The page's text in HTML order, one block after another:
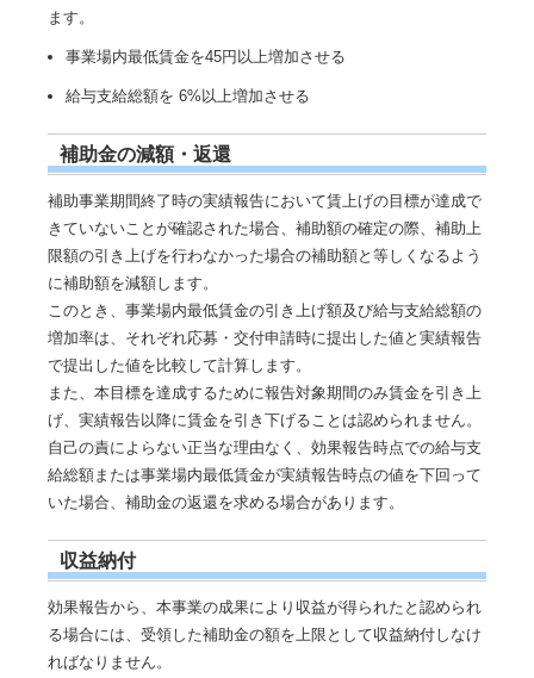
ます。
事業場内最低賃金を45円以上増加させる
給与支給総額を 6%以上増加させる
補助金の減額・返還
補助事業期間終了時の実績報告において賃上げの目標が達成で
きていないことが確認された場合、補助額の確定の際、補助上
限額の引き上げを行わなかった場合の補助額と等しくなるよう
に補助額を減額します。
このとき、事業場内最低賃金の引き上げ額及び給与支給総額の
増加率は、それぞれ応募・交付申請時に提出した値と実績報告
で提出した値を比較して計算します。
また、本目標を達成するために報告対象期間のみ賃金を引き上
げ、実績報告以降に賃金を引き下げることは認められません。
自己の責によらない正当な理由なく、効果報告時点での給与支
給総額または事業場内最低賃金が実績報告時点の値を下回って
いた場合、補助金の返還を求める場合があります。
収益納付
効果報告から、本事業の成果により収益が得られたと認められ
る場合には、受領した補助金の額を上限として収益納付しなけ
ればなりません。